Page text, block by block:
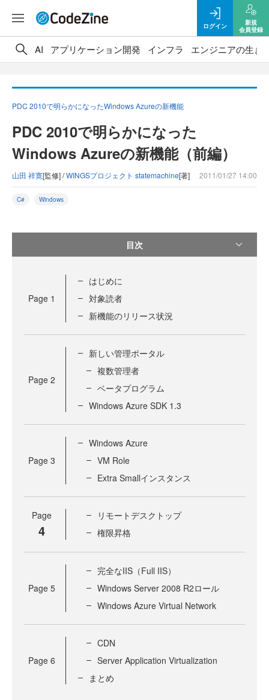
ログイン
新規
会員登録
AI アプリケーション開発 インフラ エンジニアの生き
PDC 2010で明らかになったWindows Azureの新機能
PDC 2010で明らかになった
Windows Azureの新機能（前編）
山田 祥寛[監修] /WINGSプロジェクト statemachine[著] 2011/01/27 14:00
C# Windows
目次
Page 1
はじめに
対象読者
新機能のリリース状況
Page 2
新しい管理ポータル
複数管理者
ベータプログラム
Windows Azure SDK 1.3
Page 3
Windows Azure
VM Role
Extra Smallインスタンス
Page
4
リモートデスクトップ
権限昇格
Page 5
完全なIIS（Full IIS）
Windows Server 2008 R2ロール
Windows Azure Virtual Network
Page 6
CDN
Server Application Virtualization
まとめ